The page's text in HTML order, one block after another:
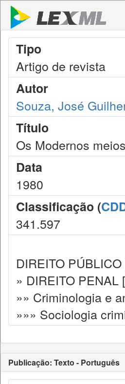
Tipo
Artigo de revista
Autor
Souza, José
Título
Os Modernos
Data
1980
Classificação (
341.597
DIREITO PÚBLICO
» DIREITO PENAL [
»» Criminologia e
»»» Sociologia
Publicação: Texto - Português